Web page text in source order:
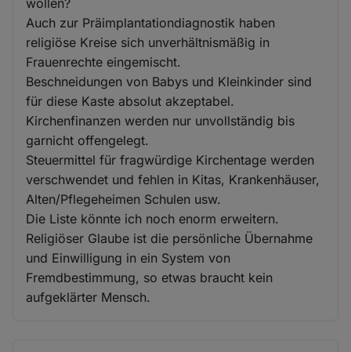
Auch zur Präimplantationdiagnostik haben
religiöse Kreise sich unverhältnismäßig in
Frauenrechte eingemischt.
Beschneidungen von Babys und Kleinkinder sind
für diese Kaste absolut akzeptabel.
Kirchenfinanzen werden nur unvollständig bis
garnicht offengelegt.
Steuermittel für fragwürdige Kirchentage werden
verschwendet und fehlen in Kitas, Krankenhäuser,
Alten/Pflegeheimen Schulen usw.
Die Liste könnte ich noch enorm erweitern.
Religiöser Glaube ist die persönliche Übernahme
und Einwilligung in ein System von
Fremdbestimmung, so etwas braucht kein
aufgeklärter Mensch.